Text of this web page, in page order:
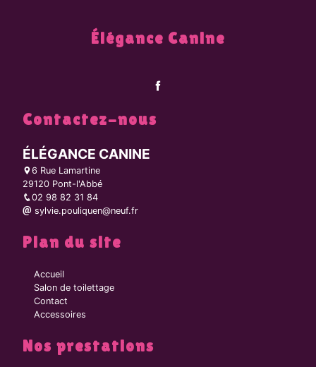
Élégance Canine
Contactez-nous
ÉLÉGANCE CANINE
6 Rue Lamartine
29120 Pont-l'Abbé
02 98 82 31 84
sylvie.pouliquen@neuf.fr
Plan du site
Accueil
Salon de toilettage
Contact
Accessoires
Nos prestations